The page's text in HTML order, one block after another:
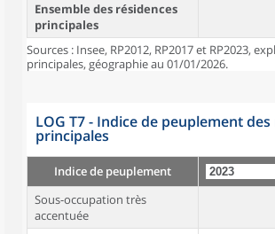
Ensemble des résidences
principales
Sources : Insee, RP2012, RP2017 et RP2023,
principales, géographie au 01/01/2026.
LOG T7 - Indice de peuplement
principales
Indice de peuplement
Sous-occupation très
accentuée